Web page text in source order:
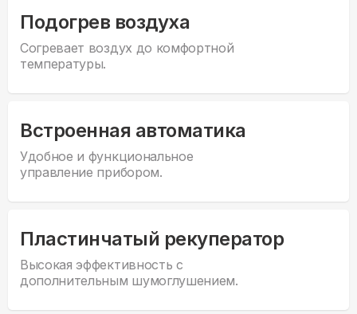
Подогрев воздуха
Согревает воздух до комфортной
температуры.
Встроенная автоматика
Удобное и функциональное
управление прибором.
Пластинчатый рекуператор
Высокая эффективность с
дополнительным шумоглушением.